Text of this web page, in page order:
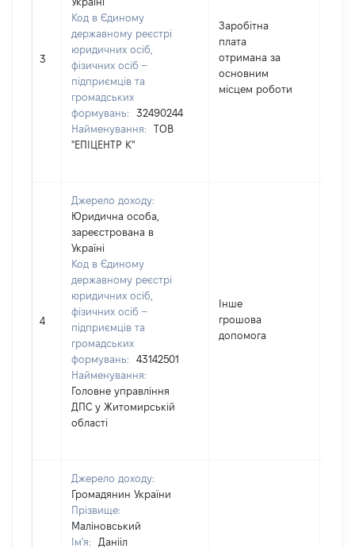
3
Код в Єдиному
державному реєстрі
юридичних осіб,
фізичних осіб –
підприємців та
громадських
формувань:
32490244
Найменування:
ТОВ
"ЕПІЦЕНТР К"
Заробітна
плата
отримана за
основним
місцем роботи
4
Джерело доходу:
Юридична особа,
зареєстрована в
Україні
Код в Єдиному
державному реєстрі
юридичних осіб,
фізичних осіб –
підприємців та
громадських
формувань:
43142501
Найменування:
Головне управління
ДПС у Житомирській
області
Інше
грошова
допомога
Джерело доходу:
Громадянин України
Прізвище:
Маліновський
Ім'я:
Данііл